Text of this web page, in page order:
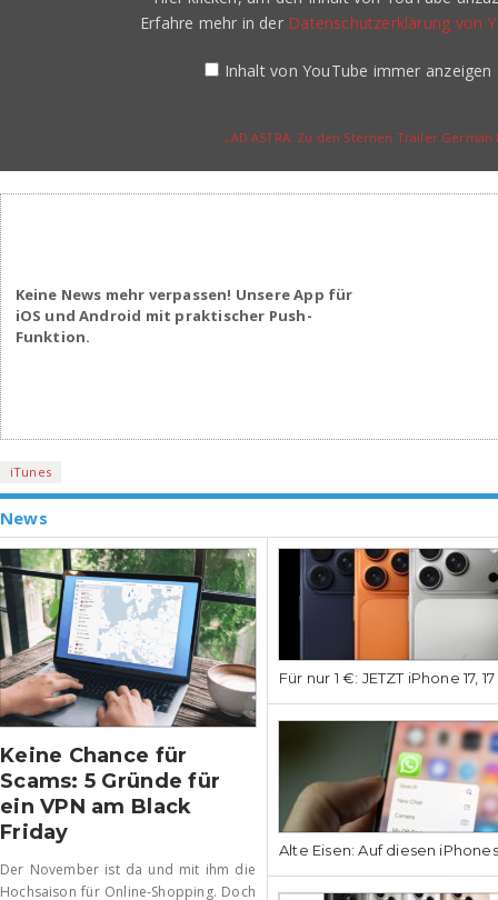
Erfahre mehr in der Datenschutzerklärung von
Inhalt von YouTube immer anzeigen
„AD ASTRA: Zu den Sternen Trailer
Keine News mehr verpassen! Unsere App für
iOS und Android mit praktischer Push-
Funktion.
iTunes
News
Keine Chance für
Scams: 5 Gründe für
ein VPN am Black
Friday
Der November ist da und mit ihm die
Hochsaison für Online-Shopping. Doch
Für nur 1 €: JETZT iPhone 17,
Alte Eisen: Auf diesen